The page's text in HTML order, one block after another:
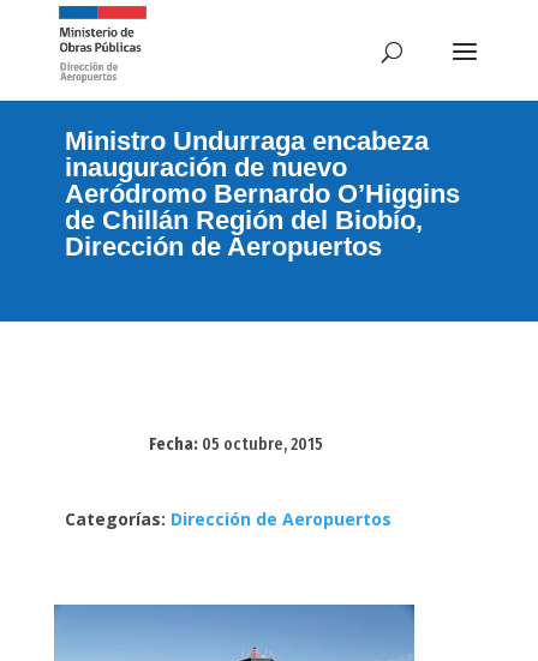
Ministro Undurraga encabeza
inauguración de nuevo
Aeródromo Bernardo O’Higgins
de Chillán Región del Biobío,
Dirección de Aeropuertos
Fecha: 05 octubre, 2015
Categorías: Dirección de Aeropuertos